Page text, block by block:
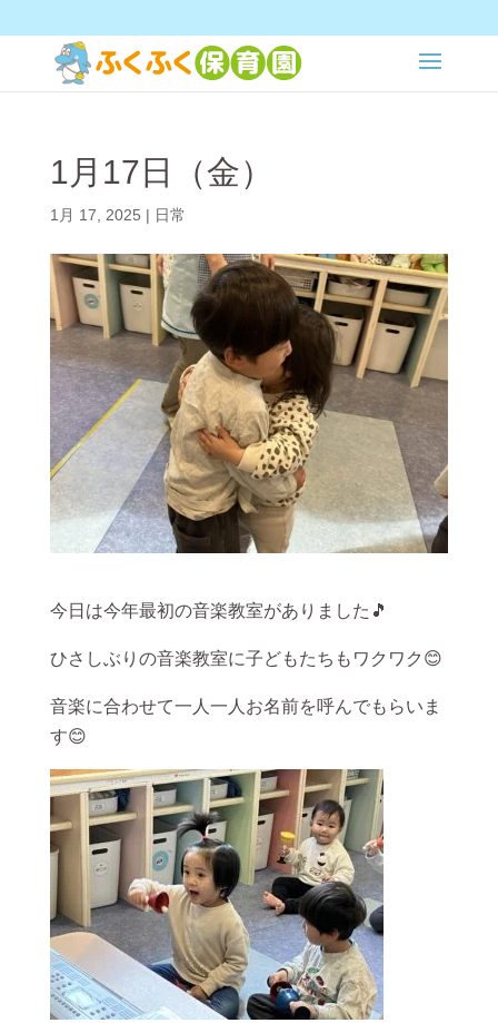
1月17日（金）
1月 17, 2025 | 日常
今日は今年最初の音楽教室がありました🎵
ひさしぶりの音楽教室に子どもたちもワクワク😊
音楽に合わせて一人一人お名前を呼んでもらいま
す😊